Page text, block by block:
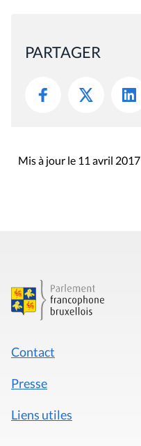
PARTAGER
Mis à jour le 11 avril 2017
Contact
Presse
Liens utiles